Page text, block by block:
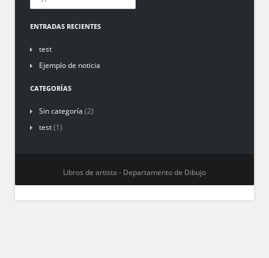
ENTRADAS RECIENTES
test
Ejemplo de noticia
CATEGORÍAS
Sin categoría (2)
test(1)
Libros de artista - Departamento de Dibujo